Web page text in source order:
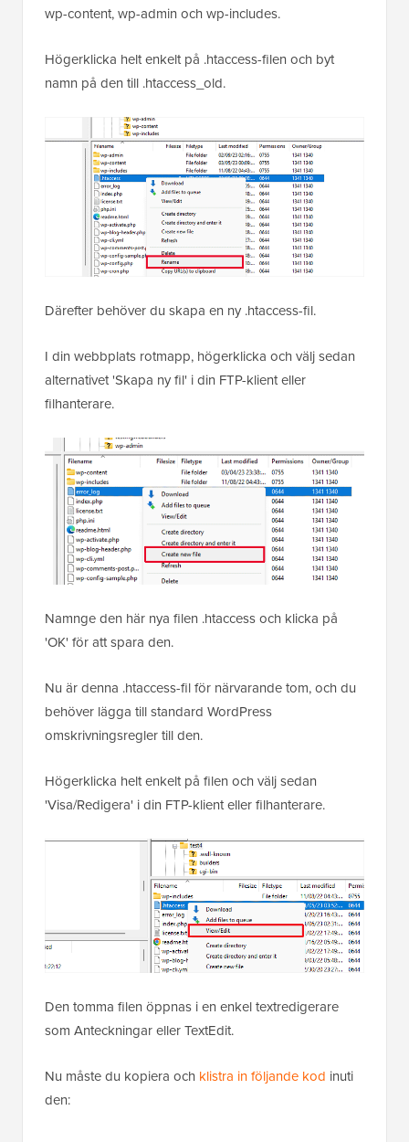
wp-content, wp-admin och wp-includes.
Högerklicka helt enkelt på .htaccess-filen och byt
namn på den till .htaccess_old.
Därefter behöver du skapa en ny .htaccess-fil.
I din webbplats rotmapp, högerklicka och välj sedan
alternativet 'Skapa ny fil' i din FTP-klient eller
filhanterare.
Namnge den här nya filen .htaccess och klicka på
'OK' för att spara den.
Nu är denna .htaccess-fil för närvarande tom, och du
behöver lägga till standard WordPress
omskrivningsregler till den.
Högerklicka helt enkelt på filen och välj sedan
'Visa/Redigera' i din FTP-klient eller filhanterare.
Den tomma filen öppnas i en enkel textredigerare
som Anteckningar eller TextEdit.
Nu måste du kopiera och klistra in följande kod inuti
den: